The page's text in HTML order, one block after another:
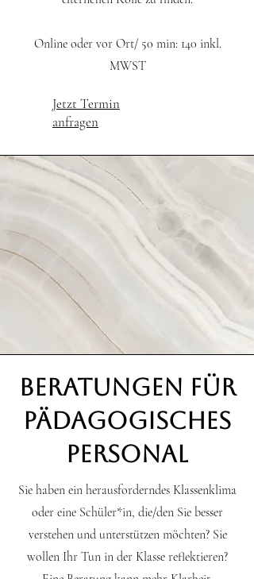
Online oder vor Ort/ 50 min: 140 inkl.
MWST
Jetzt Termin
anfragen
Beratungen für
Pädagogisches
Personal
Sie haben ein herausforderndes Klassenklima
oder eine Schüler*in, die/den Sie besser
verstehen und unterstützen möchten? Sie
wollen Ihr Tun in der Klasse reflektieren?